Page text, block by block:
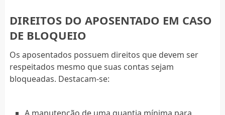
DIREITOS DO APOSENTADO EM CASO
DE BLOQUEIO
Os aposentados possuem direitos que devem ser
respeitados mesmo que suas contas sejam
bloqueadas. Destacam-se: